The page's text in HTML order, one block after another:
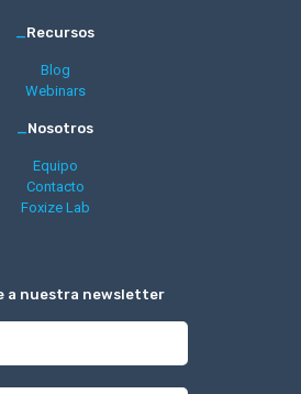
_Recursos
Blog
Webinars
_Nosotros
Equipo
Contacto
Foxize Lab
a nuestra newsletter